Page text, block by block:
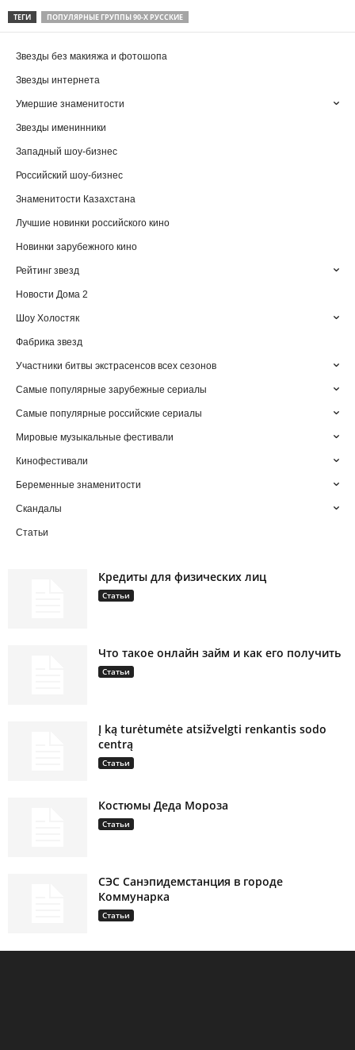
ТЕГИ ПОПУЛЯРНЫЕ ГРУППЫ 90-Х РУССКИЕ
Звезды без макияжа и фотошопа
Звезды интернета
Умершие знаменитости
Звезды именинники
Западный шоу-бизнес
Российский шоу-бизнес
Знаменитости Казахстана
Лучшие новинки российского кино
Новинки зарубежного кино
Рейтинг звезд
Новости Дома 2
Шоу Холостяк
Фабрика звезд
Участники битвы экстрасенсов всех сезонов
Самые популярные зарубежные сериалы
Самые популярные российские сериалы
Мировые музыкальные фестивали
Кинофестивали
Беременные знаменитости
Скандалы
Статьи
Кредиты для физических лиц
Статьи
Что такое онлайн займ и как его получить
Статьи
Į ką turėtumėte atsižvelgti renkantis sodo
centrą
Статьи
Костюмы Деда Мороза
Статьи
СЭС Санэпидемстанция в городе
Коммунарка
Статьи